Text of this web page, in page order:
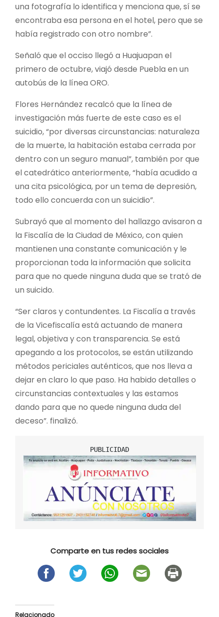
una fotografía lo identifica y menciona que, sí se
encontraba esa persona en el hotel, pero que se
había registrado con otro nombre”.
Señaló que el occiso llegó a Huajuapan el
primero de octubre, viajó desde Puebla en un
autobús de la línea ORO.
Flores Hernández recalcó que la línea de
investigación más fuerte de este caso es el
suicidio, “por diversas circunstancias: naturaleza
de la muerte, la habitación estaba cerrada por
dentro con un seguro manual”, también por que
el catedrático anteriormente, “había acudido a
una cita psicológica, por un tema de depresión,
todo ello concuerda con un suicidio”.
Subrayó que al momento del hallazgo avisaron a
la Fiscalía de la Ciudad de México, con quien
mantienen una constante comunicación y le
proporcionan toda la información que solicita
para que no quede ninguna duda que se trató de
un suicido.
“Ser claros y contundentes. La Fiscalía a través
de la Vicefiscalía está actuando de manera
legal, objetiva y con transparencia. Se está
apegando a los protocolos, se están utilizando
métodos periciales auténticos, que nos lleva a
dejar en claro lo que paso. Ha habido detalles o
circunstancias contextuales y las estamos
dando para que no quede ninguna duda del
deceso”. finalizó.
Comparte en tus redes sociales
Relacionado